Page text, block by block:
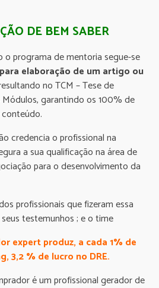
DE BEM SABER
o programa de mentoria segue-se
elaboração de um artigo ou
no TCM – Tese de
garantindo os 100% de
credencia o profissional na
a sua qualificação na área de
para o desenvolvimento da
profissionais que fizeram essa
testemunhos ; e o time
expert produz, a cada 1% de
3,2 % de lucro no DRE.
é um profissional gerador de